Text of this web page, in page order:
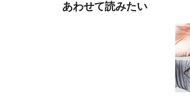
あわせて読みたい